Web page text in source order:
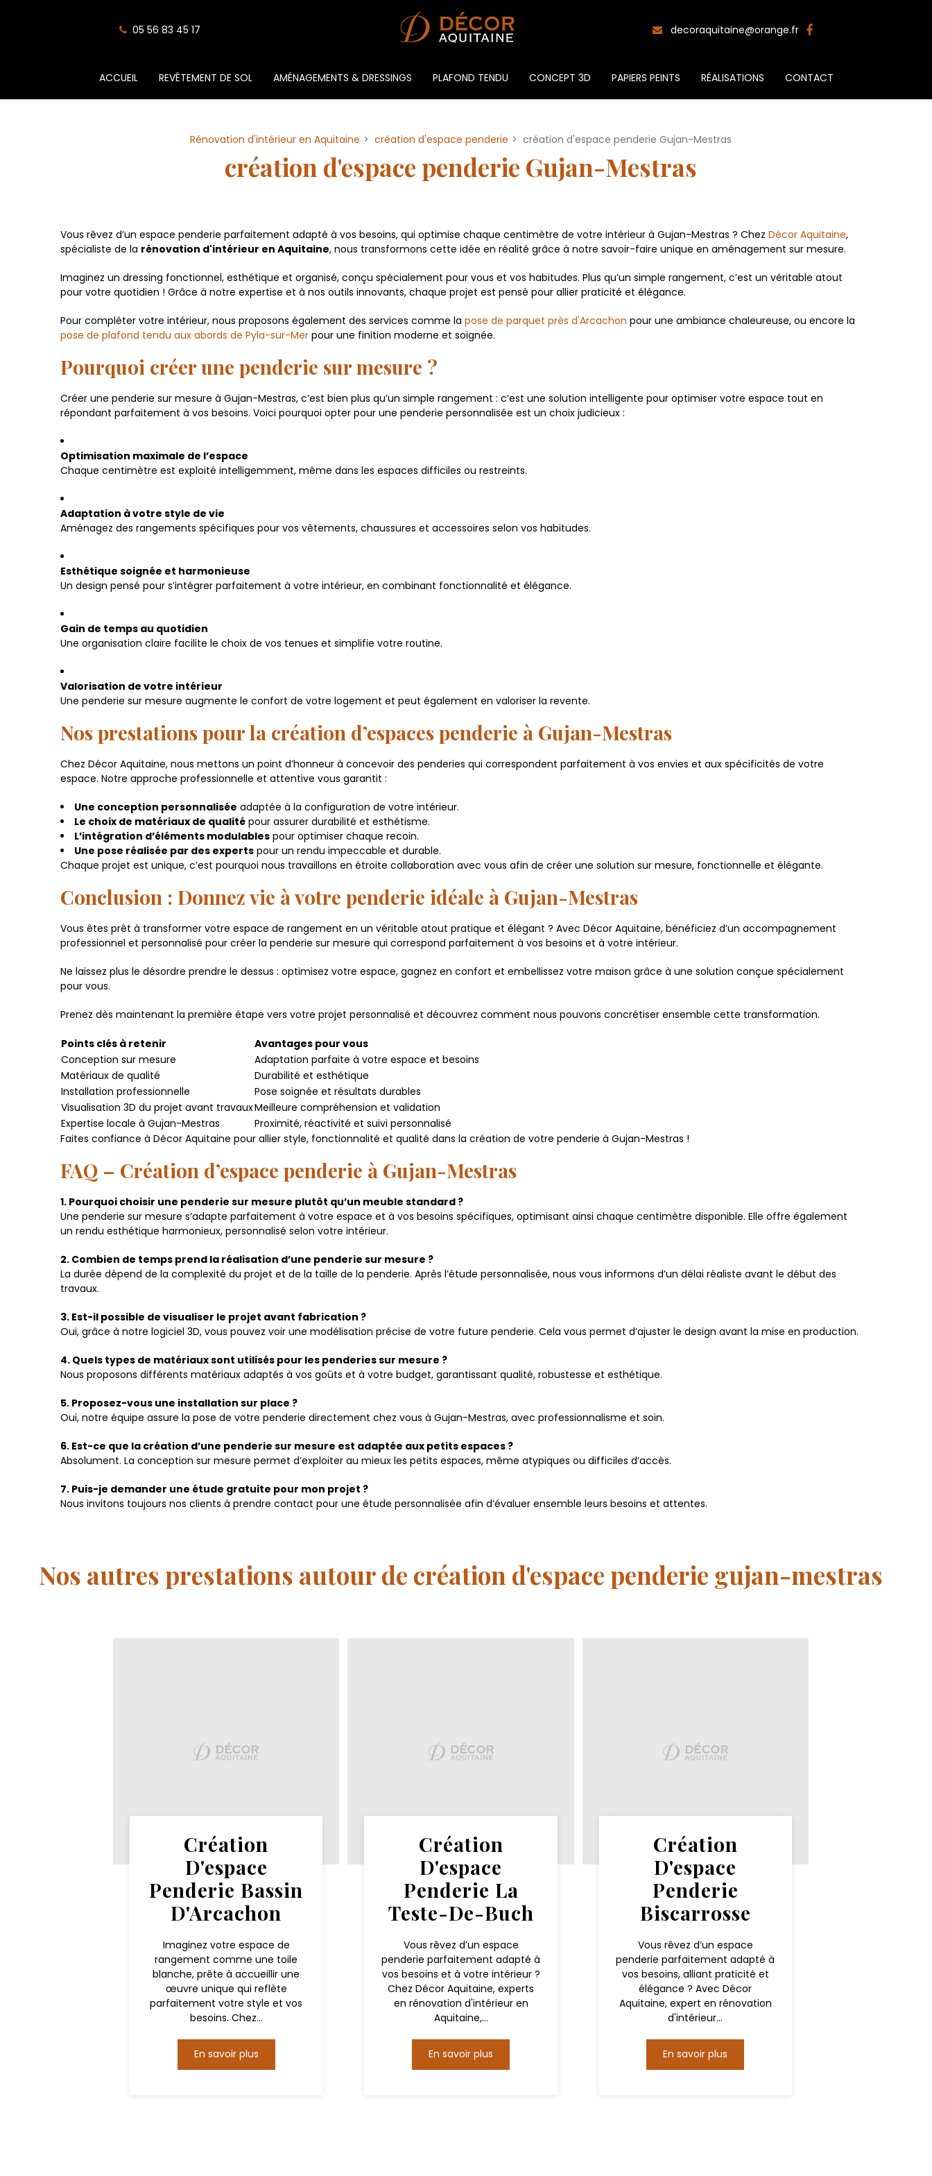
05 56 83 45 17 decoraquitaine@orange.fr
ACCUEIL REVÊTEMENT DE SOL AMÉNAGEMENTS & DRESSINGS PLAFOND TENDU CONCEPT 3D PAPIERS PEINTS RÉALISATIONS CONTACT
Rénovation d'intérieur en Aquitaine création d'espace penderie création d'espace penderie Gujan-Mestras
création d'espace penderie Gujan-Mestras
Vous rêvez d’un espace penderie parfaitement adapté à vos besoins, qui optimise chaque centimètre de votre intérieur à Gujan-Mestras ? Chez Décor Aquitaine,
spécialiste de la rénovation d'intérieur en Aquitaine, nous transformons cette idée en réalité grâce à notre savoir-faire unique en aménagement sur mesure.
Imaginez un dressing fonctionnel, esthétique et organisé, conçu spécialement pour vous et vos habitudes. Plus qu’un simple rangement, c’est un véritable atout
pour votre quotidien ! Grâce à notre expertise et à nos outils innovants, chaque projet est pensé pour allier praticité et élégance.
Pour compléter votre intérieur, nous proposons également des services comme la pose de parquet près d'Arcachon pour une ambiance chaleureuse, ou encore la
pose de plafond tendu aux abords de Pyla-sur-Mer pour une finition moderne et soignée.
Pourquoi créer une penderie sur mesure ?
Créer une penderie sur mesure à Gujan-Mestras, c’est bien plus qu’un simple rangement : c’est une solution intelligente pour optimiser votre espace tout en
répondant parfaitement à vos besoins. Voici pourquoi opter pour une penderie personnalisée est un choix judicieux :
Optimisation maximale de l’espace
Chaque centimètre est exploité intelligemment, même dans les espaces difficiles ou restreints.
Adaptation à votre style de vie
Aménagez des rangements spécifiques pour vos vêtements, chaussures et accessoires selon vos habitudes.
Esthétique soignée et harmonieuse
Un design pensé pour s’intégrer parfaitement à votre intérieur, en combinant fonctionnalité et élégance.
Gain de temps au quotidien
Une organisation claire facilite le choix de vos tenues et simplifie votre routine.
Valorisation de votre intérieur
Une penderie sur mesure augmente le confort de votre logement et peut également en valoriser la revente.
Nos prestations pour la création d’espaces penderie à Gujan-Mestras
Chez Décor Aquitaine, nous mettons un point d’honneur à concevoir des penderies qui correspondent parfaitement à vos envies et aux spécificités de votre
espace. Notre approche professionnelle et attentive vous garantit :
Une conception personnalisée adaptée à la configuration de votre intérieur.
Le choix de matériaux de qualité pour assurer durabilité et esthétisme.
L’intégration d’éléments modulables pour optimiser chaque recoin.
Une pose réalisée par des experts pour un rendu impeccable et durable.
Chaque projet est unique, c’est pourquoi nous travaillons en étroite collaboration avec vous afin de créer une solution sur mesure, fonctionnelle et élégante.
Conclusion : Donnez vie à votre penderie idéale à Gujan-Mestras
Vous êtes prêt à transformer votre espace de rangement en un véritable atout pratique et élégant ? Avec Décor Aquitaine, bénéficiez d’un accompagnement
professionnel et personnalisé pour créer la penderie sur mesure qui correspond parfaitement à vos besoins et à votre intérieur.
Ne laissez plus le désordre prendre le dessus : optimisez votre espace, gagnez en confort et embellissez votre maison grâce à une solution conçue spécialement
pour vous.
Prenez dès maintenant la première étape vers votre projet personnalisé et découvrez comment nous pouvons concrétiser ensemble cette transformation.
Points clés à retenir
Avantages pour vous
Conception sur mesure
Adaptation parfaite à votre espace et besoins
Matériaux de qualité
Durabilité et esthétique
Installation professionnelle
Pose soignée et résultats durables
Visualisation 3D du projet avant travauxMeilleure compréhension et validation
Expertise locale à Gujan-Mestras
Proximité, réactivité et suivi personnalisé
Faites confiance à Décor Aquitaine pour allier style, fonctionnalité et qualité dans la création de votre penderie à Gujan-Mestras !
FAQ – Création d’espace penderie à Gujan-Mestras
1. Pourquoi choisir une penderie sur mesure plutôt qu’un meuble standard ?
Une penderie sur mesure s’adapte parfaitement à votre espace et à vos besoins spécifiques, optimisant ainsi chaque centimètre disponible. Elle offre également
un rendu esthétique harmonieux, personnalisé selon votre intérieur.
2. Combien de temps prend la réalisation d’une penderie sur mesure ?
La durée dépend de la complexité du projet et de la taille de la penderie. Après l’étude personnalisée, nous vous informons d’un délai réaliste avant le début des
travaux.
3. Est-il possible de visualiser le projet avant fabrication ?
Oui, grâce à notre logiciel 3D, vous pouvez voir une modélisation précise de votre future penderie. Cela vous permet d’ajuster le design avant la mise en production.
4. Quels types de matériaux sont utilisés pour les penderies sur mesure ?
Nous proposons différents matériaux adaptés à vos goûts et à votre budget, garantissant qualité, robustesse et esthétique.
5. Proposez-vous une installation sur place ?
Oui, notre équipe assure la pose de votre penderie directement chez vous à Gujan-Mestras, avec professionnalisme et soin.
6. Est-ce que la création d’une penderie sur mesure est adaptée aux petits espaces ?
Absolument. La conception sur mesure permet d’exploiter au mieux les petits espaces, même atypiques ou difficiles d’accès.
7. Puis-je demander une étude gratuite pour mon projet ?
Nous invitons toujours nos clients à prendre contact pour une étude personnalisée afin d’évaluer ensemble leurs besoins et attentes.
Nos autres prestations autour de création d'espace penderie gujan-mestras
Création
D'espace
Penderie Bassin
D'Arcachon
Imaginez votre espace de
rangement comme une toile
blanche, prête à accueillir une
œuvre unique qui reflète
parfaitement votre style et vos
besoins. Chez...
En savoir plus
Création
D'espace
Penderie La
Teste-De-Buch
Vous rêvez d’un espace
penderie parfaitement adapté à
vos besoins et à votre intérieur ?
Chez Décor Aquitaine, experts
en rénovation d'intérieur en
Aquitaine,...
En savoir plus
Création
D'espace
Penderie
Biscarrosse
Vous rêvez d’un espace
penderie parfaitement adapté à
vos besoins, alliant praticité et
élégance ? Avec Décor
Aquitaine, expert en rénovation
d'intérieur...
En savoir plus